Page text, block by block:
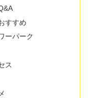
すすめ
ーパーク
ス